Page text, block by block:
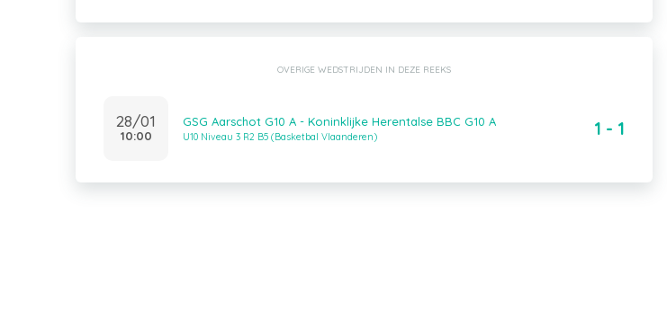
OVERIGE WEDSTRIJDEN IN DEZE REEKS
28/01
10:00
GSG Aarschot G10 A - Koninklijke Herentalse BBC G10 A
U10 Niveau 3 R2 B5 (Basketbal Vlaanderen) 1 - 1